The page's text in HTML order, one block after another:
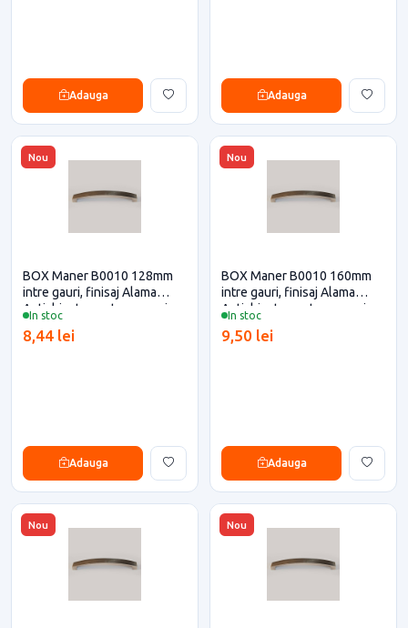
Adauga Adauga
Nou
In stoc
BOX Maner B0010 128mm
intre gauri, finisaj Alama
Antichizata pentru casa si
8,44 lei
Adauga
Nou
In stoc
BOX Maner B0010 160mm
intre gauri, finisaj Alama
Antichizata pentru casa si
9,50 lei
Adauga
Nou Nou